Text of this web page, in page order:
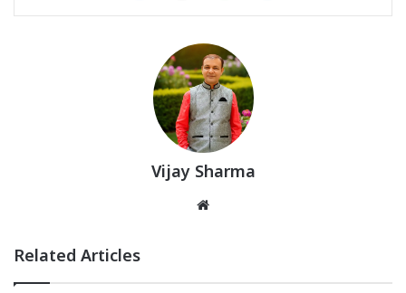
Vijay Sharma
Related Articles